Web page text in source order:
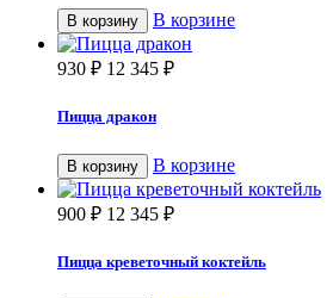
В корзину В корзине
930 ₽ 12 345 ₽
Пицца дракон
В корзину В корзине
900 ₽ 12 345 ₽
Пицца креветочный коктейль